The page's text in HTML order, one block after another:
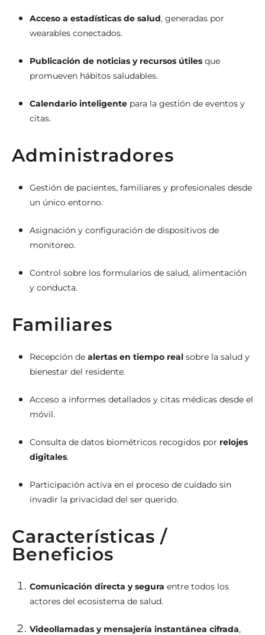
Acceso a estadísticas de salud, generadas por
wearables conectados.
Publicación de noticias y recursos útiles que
promueven hábitos saludables.
Calendario inteligente para la gestión de eventos y
citas.
Administradores
Gestión de pacientes, familiares y profesionales desde
un único entorno.
Asignación y configuración de dispositivos de
monitoreo.
Control sobre los formularios de salud, alimentación
y conducta.
Familiares
Recepción de alertas en tiempo real sobre la salud y
bienestar del residente.
Acceso a informes detallados y citas médicas desde el
móvil.
Consulta de datos biométricos recogidos por relojes
digitales.
Participación activa en el proceso de cuidado sin
invadir la privacidad del ser querido.
Características /
Beneficios
Comunicación directa y segura entre todos los
actores del ecosistema de salud.
Videollamadas y mensajería instantánea cifrada,